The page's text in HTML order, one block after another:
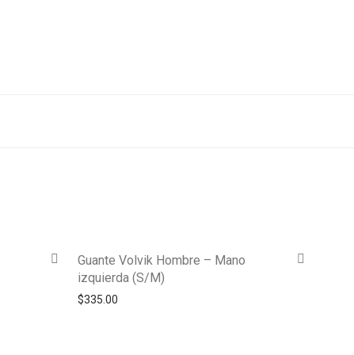
Guante Volvik Hombre – Mano
izquierda (S/M)
$335.00